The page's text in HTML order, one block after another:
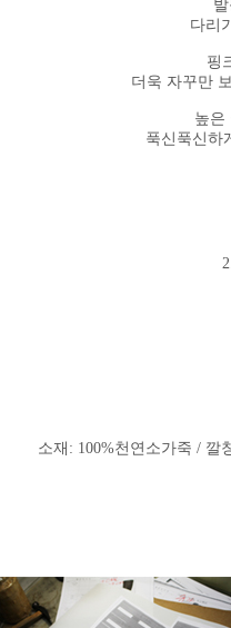
다리
핑
더욱 자꾸만
높은
푹신푹신하
소재: 100%천연소가죽 / 깔